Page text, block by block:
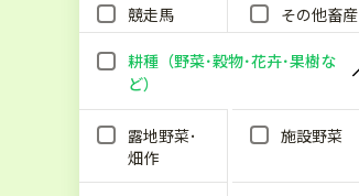
競走馬 その他畜産
耕種（野菜･穀物･花卉･果樹な
ど）
露地野菜･
畑作
施設野菜